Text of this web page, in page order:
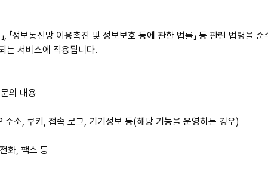
, 「정보통신망 이용촉진 및 정보보호 등에 관한 법률」 등 관련 법령
는 서비스에 적용됩니다.
의 내용
소, 쿠키, 접속 로그, 기기정보 등(해당 기능을 운영하는 경우)
화, 팩스 등